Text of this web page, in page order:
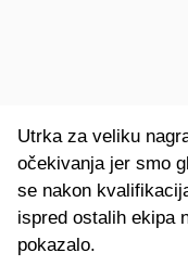
Utrka za veliku
očekivanja jer smo
se nakon
ispred ostalih ekipa
pokazalo.